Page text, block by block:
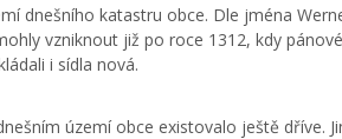
dnešního katastru obce. Dle jména
vzniknout již po roce 1312, kdy
i sídla nová.
území obce existovalo ještě dříve.